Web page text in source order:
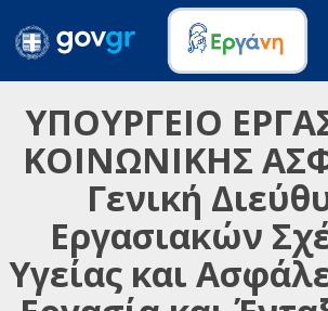
ΥΠΟΥΡΓΕΙΟ
ΚΟΙΝΩΝΙΚΗΣ
Γενική
Εργασιακών
Υγείας και